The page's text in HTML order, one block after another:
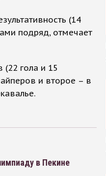
(14
подряд, отмечает
гола и 15
и второе – в
в Пекине